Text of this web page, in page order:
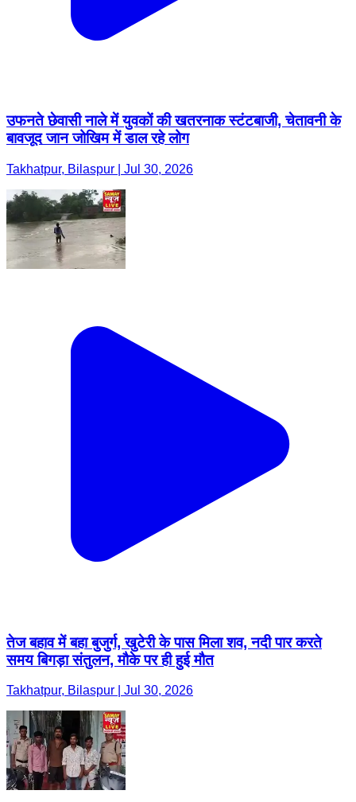
उफनते छेवासी नाले में युवकों की खतरनाक स्टंटबाजी, चेतावनी के
बावजूद जान जोखिम में डाल रहे लोग
Takhatpur, Bilaspur | Jul 30, 2026
तेज बहाव में बहा बुजुर्ग, खुटेरी के पास मिला शव, नदी पार करते
समय बिगड़ा संतुलन, मौके पर ही हुई मौत
Takhatpur, Bilaspur | Jul 30, 2026